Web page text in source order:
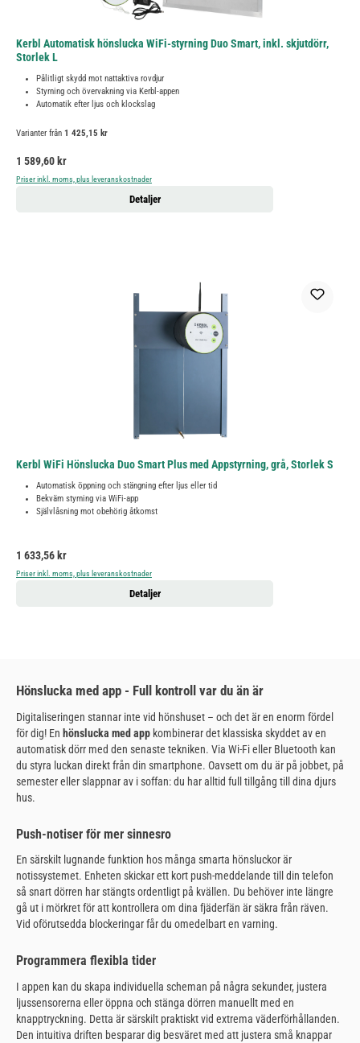
Kerbl Automatisk hönslucka WiFi-styrning Duo Smart, inkl. skjutdörr,
Storlek L
Pålitligt skydd mot nattaktiva rovdjur
Styrning och övervakning via Kerbl-appen
Automatik efter ljus och klockslag
Varianter från 1 425,15 kr
Ordinarie pris:
1 589,60 kr
Priser inkl. moms, plus leveranskostnader
Detaljer
Kerbl WiFi Hönslucka Duo Smart Plus med Appstyrning, grå, Storlek S
Automatisk öppning och stängning efter ljus eller tid
Bekväm styrning via WiFi-app
Självlåsning mot obehörig åtkomst
Ordinarie pris:
1 633,56 kr
Priser inkl. moms, plus leveranskostnader
Detaljer
Hönslucka med app - Full kontroll var du än är
Digitaliseringen stannar inte vid hönshuset – och det är en enorm fördel
för dig! En hönslucka med app kombinerar det klassiska skyddet av en
automatisk dörr med den senaste tekniken. Via Wi-Fi eller Bluetooth kan
du styra luckan direkt från din smartphone. Oavsett om du är på jobbet, på
semester eller slappnar av i soffan: du har alltid full tillgång till dina djurs
hus.
Push-notiser för mer sinnesro
En särskilt lugnande funktion hos många smarta hönsluckor är
notissystemet. Enheten skickar ett kort push-meddelande till din telefon
så snart dörren har stängts ordentligt på kvällen. Du behöver inte längre
gå ut i mörkret för att kontrollera om dina fjäderfän är säkra från räven.
Vid oförutsedda blockeringar får du omedelbart en varning.
Programmera flexibla tider
I appen kan du skapa individuella scheman på några sekunder, justera
ljussensorerna eller öppna och stänga dörren manuellt med en
knapptryckning. Detta är särskilt praktiskt vid extrema väderförhållanden.
Den intuitiva driften besparar dig besväret med att justera små knappar